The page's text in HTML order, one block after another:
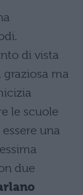
di vista
graziosa ma
le scuole
una
due